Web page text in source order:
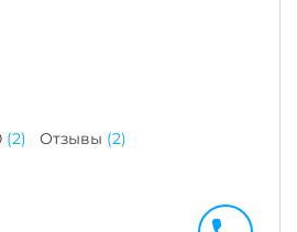
(2) Отзывы (2)